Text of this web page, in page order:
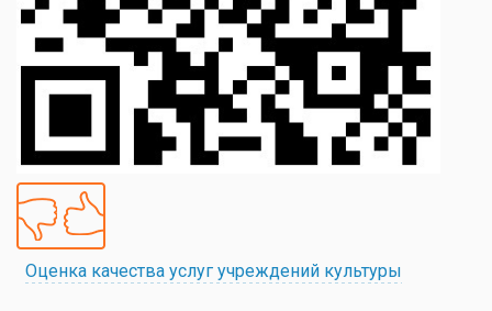
Оценка качества услуг учреждений культуры